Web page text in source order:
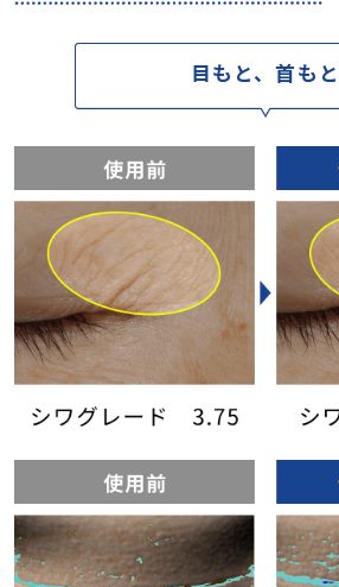
目もと、首もと